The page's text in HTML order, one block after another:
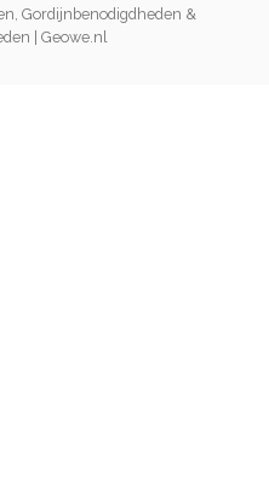
Gordijnbenodigdheden &
| Geowe.nl